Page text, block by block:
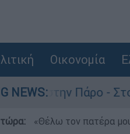
Οικονομία
NEWS:
- Στο
«Θέλω τον πατέρα